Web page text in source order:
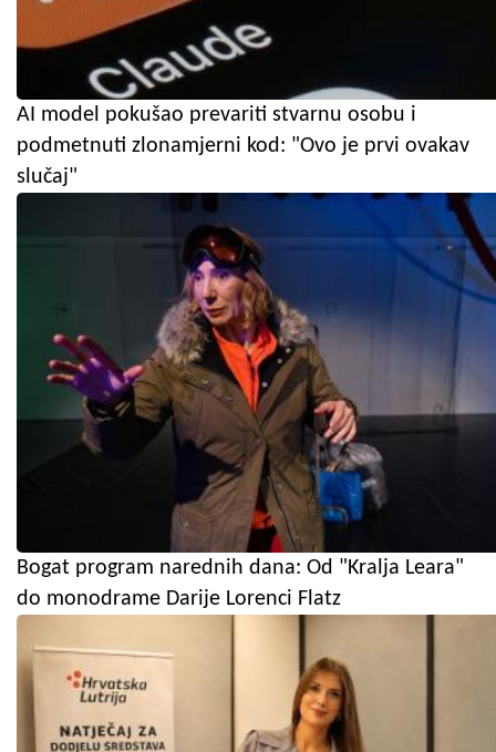
AI model pokušao prevariti stvarnu osobu i
podmetnuti zlonamjerni kod: "Ovo je prvi ovakav
slučaj"
Bogat program narednih dana: Od "Kralja Leara"
do monodrame Darije Lorenci Flatz